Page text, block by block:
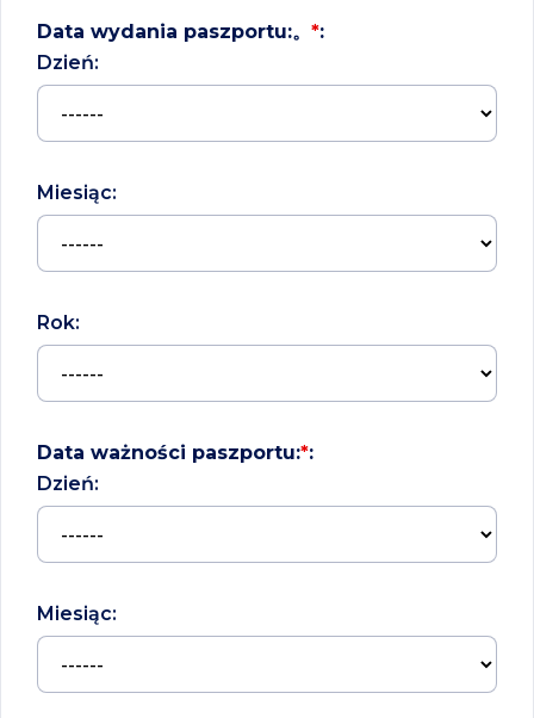
Data wydania paszportu:。 *:
Dzień:
Miesiąc:
Rok:
Data ważności paszportu:*:
Dzień:
Miesiąc: